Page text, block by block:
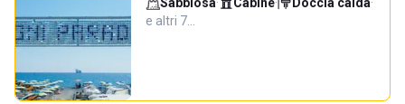
e altri 7…